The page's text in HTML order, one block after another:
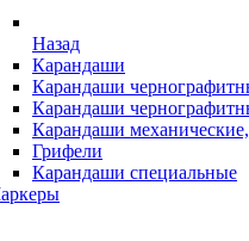
Назад
Карандаши
Карандаши
Карандаши
Карандаши
Грифели
Карандаши специальные